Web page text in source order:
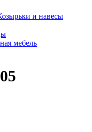
и навесы
мебель